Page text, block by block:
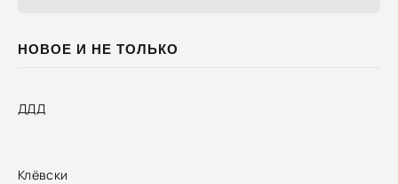
НОВОЕ И НЕ ТОЛЬКО
ДДД
Клёвски